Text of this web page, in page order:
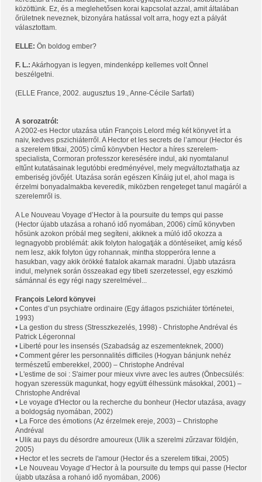
közöttünk. Ez, és a meglehetősen korai kapcsolat azzal, amit általában
őrületnek neveznek, bizonyára hatással volt arra, hogy ezt a pályát
választottam.
ELLE: Ön boldog ember?
F. L.: Akárhogyan is legyen, mindenképp kellemes volt Önnel
beszélgetni.
(ELLE France, 2002. augusztus 19., Anne-Cécile Sarfati)
A sorozatról:
A 2002-es Hector utazása után François Lelord még két könyvet írt a
naiv, kedves pszichiáterről. A Hector et les secrets de l’amour (Hector és
a szerelem titkai, 2005) című könyvben Hector a híres szerelem-
specialista, Cormoran professzor keresésére indul, aki nyomtalanul
eltűnt kutatásainak legutóbbi eredményével, mely megváltoztathatja az
emberiség jövőjét. Utazása során egészen Kínáig jut el, ahol maga is
érzelmi bonyadalmakba keveredik, miközben rengeteget tanul magáról a
szerelemről is.
A Le Nouveau Voyage d’Hector à la poursuite du temps qui passe
(Hector újabb utazása a rohanó idő nyomában, 2006) című könyvben
hősünk azokon próbál meg segíteni, akiknek a múló idő okozza a
legnagyobb problémát: akik folyton halogatják a döntéseiket, amíg késő
nem lesz, akik folyton úgy rohannak, mintha stopperóra lenne a
hasukban, vagy akik örökké fiatalok akarnak maradni. Újabb utazásra
indul, melynek során összeakad egy tibeti szerzetessel, egy eszkimó
sámánnal és egy régi nagy szerelmével...
François Lelord könyvei
• Contes d’un psychiatre ordinaire (Egy átlagos pszichiáter történetei,
1993)
• La gestion du stress (Stresszkezelés, 1998) - Christophe Andréval és
Patrick Légeronnal
• Liberté pour les insensés (Szabadság az eszementeknek, 2000)
• Comment gérer les personnalités difficiles (Hogyan bánjunk nehéz
természetű emberekkel, 2000) – Christophe Andréval
• L'estime de soi : S'aimer pour mieux vivre avec les autres (Önbecsülés:
hogyan szeressük magunkat, hogy együtt élhessünk másokkal, 2001) –
Christophe Andréval
• Le voyage d'Hector ou la recherche du bonheur (Hector utazása, avagy
a boldogság nyomában, 2002)
• La Force des émotions (Az érzelmek ereje, 2003) – Christophe
Andréval
• Ulik au pays du désordre amoureux (Ulik a szerelmi zűrzavar földjén,
2005)
• Hector et les secrets de l'amour (Hector és a szerelem titkai, 2005)
• Le Nouveau Voyage d’Hector à la poursuite du temps qui passe (Hector
újabb utazása a rohanó idő nyomában, 2006)